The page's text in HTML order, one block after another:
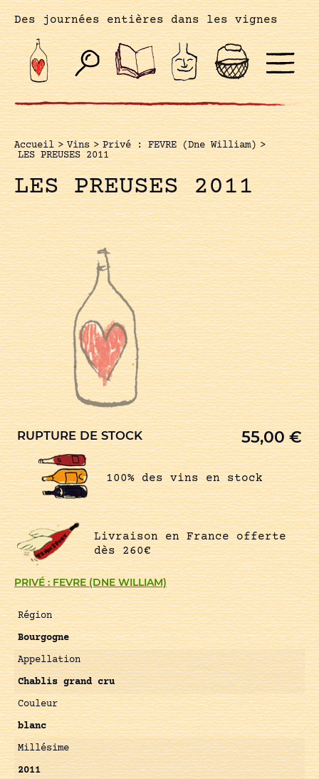
Des journées entières dans les vignes
Accueil > Vins > Privé : FEVRE (Dne William) >
LES PREUSES 2011
LES PREUSES 2011
PRIVÉ : FEVRE (DNE WILLIAM)
Région
Bourgogne
Appellation
Chablis grand cru
Couleur
blanc
Millésime
2011
RUPTURE DE STOCK 55,00€
100% des vins en stock
Livraison en France offerte
dès 260€